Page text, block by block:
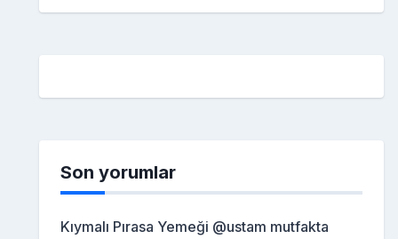
Son yorumlar
Kıymalı Pırasa Yemeği @ustam mutfakta